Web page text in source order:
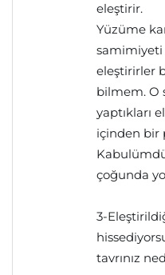
eleştirir.
Yüzüme
eleştirirler
bilmem. O
yaptıkları
içinden bir
çoğunda
3-
tavrınız